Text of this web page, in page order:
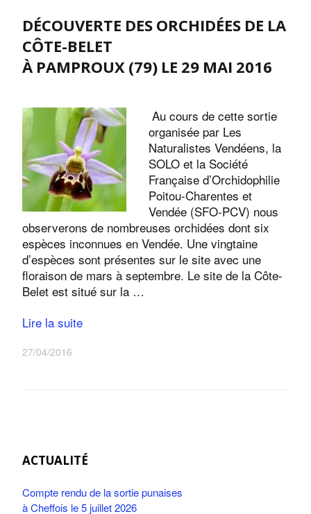
DÉCOUVERTE DES ORCHIDÉES DE LA
CÔTE-BELET
À PAMPROUX (79) LE 29 MAI 2016
Au cours de cette sortie
organisée par Les
Naturalistes Vendéens, la
SOLO et la Société
Française d’Orchidophilie
Poitou-Charentes et
Vendée (SFO-PCV) nous
observerons de nombreuses orchidées dont six
espèces inconnues en Vendée. Une vingtaine
d’espèces sont présentes sur le site avec une
floraison de mars à septembre. Le site de la Côte-
Belet est situé sur la …
Lire la suite
27/04/2016
ACTUALITÉ
Compte rendu de la sortie punaises
à Cheffois le 5 juillet 2026